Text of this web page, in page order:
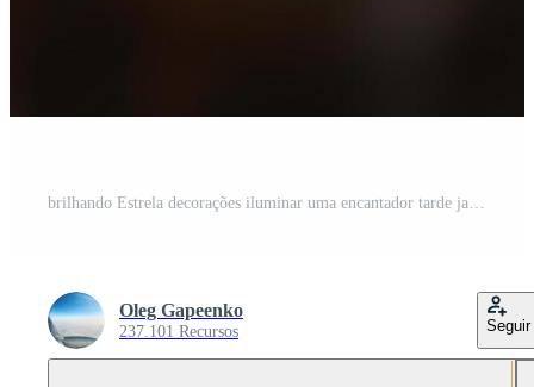
brilhando Estrela decorações iluminar uma encantador tarde jardim configuração com cintilante luzes Foto Grátis
Oleg Gapeenko
237.101 Recursos Seguir